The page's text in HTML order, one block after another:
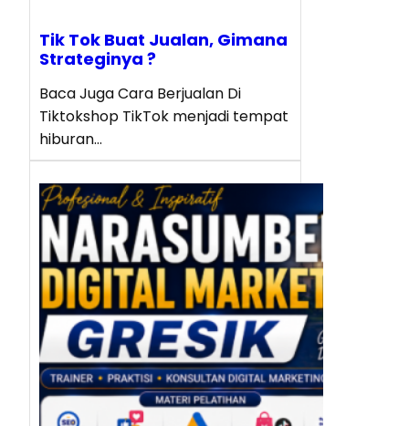
Tik Tok Buat Jualan, Gimana
Strateginya ?
Baca Juga Cara Berjualan Di
Tiktokshop TikTok menjadi tempat
hiburan…